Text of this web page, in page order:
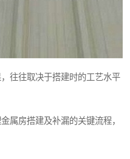
往往取决于搭建时的工艺水平
属房搭建及补漏的关键流程，